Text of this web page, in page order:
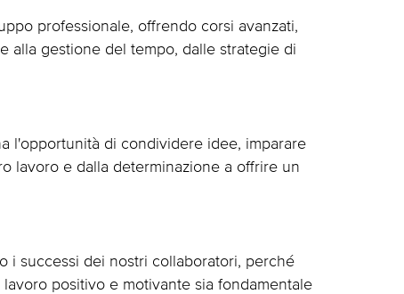
professionale, offrendo corsi avanzati,
alla gestione del tempo, dalle strategie di
l'opportunità di condividere idee, imparare
lavoro e dalla determinazione a offrire un
i successi dei nostri collaboratori, perché
positivo e motivante sia fondamentale